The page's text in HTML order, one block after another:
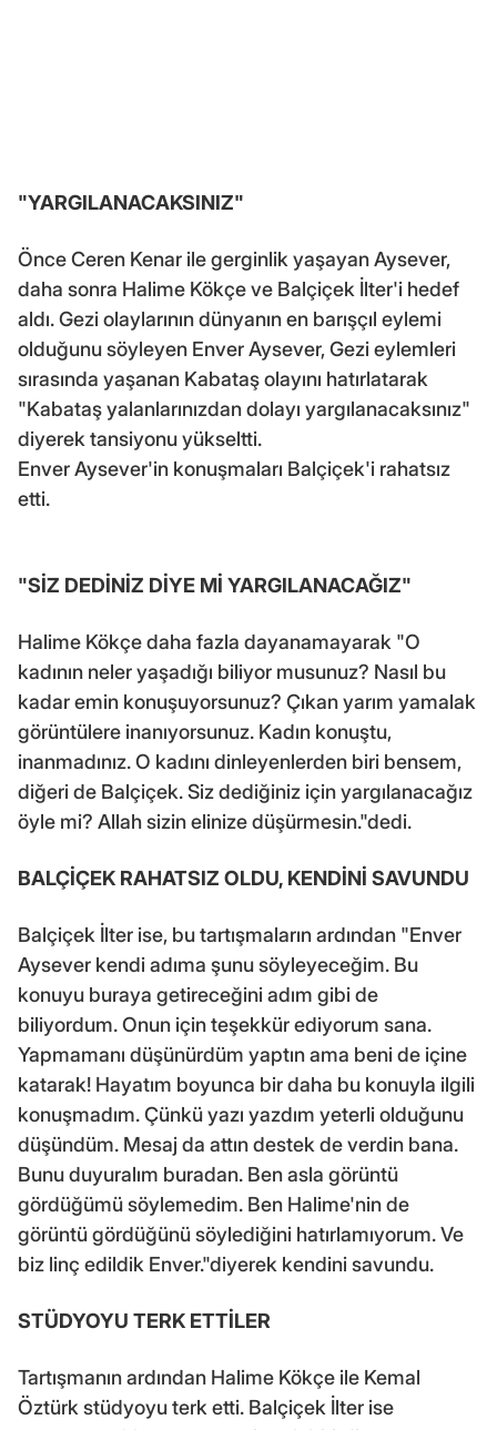
"YARGILANACAKSINIZ"
Önce Ceren Kenar ile gerginlik yaşayan Aysever,
daha sonra Halime Kökçe ve Balçiçek İlter'i hedef
aldı. Gezi olaylarının dünyanın en barışçıl eylemi
olduğunu söyleyen Enver Aysever, Gezi eylemleri
sırasında yaşanan Kabataş olayını hatırlatarak
"Kabataş yalanlarınızdan dolayı yargılanacaksınız"
diyerek tansiyonu yükseltti.
Enver Aysever'in konuşmaları Balçiçek'i rahatsız
etti.
"SİZ DEDİNİZ DİYE Mİ YARGILANACAĞIZ"
Halime Kökçe daha fazla dayanamayarak "O
kadının neler yaşadığı biliyor musunuz? Nasıl bu
kadar emin konuşuyorsunuz? Çıkan yarım yamalak
görüntülere inanıyorsunuz. Kadın konuştu,
inanmadınız. O kadını dinleyenlerden biri bensem,
diğeri de Balçiçek. Siz dediğiniz için yargılanacağız
öyle mi? Allah sizin elinize düşürmesin."dedi.
BALÇİÇEK RAHATSIZ OLDU, KENDİNİ SAVUNDU
Balçiçek İlter ise, bu tartışmaların ardından "Enver
Aysever kendi adıma şunu söyleyeceğim. Bu
konuyu buraya getireceğini adım gibi de
biliyordum. Onun için teşekkür ediyorum sana.
Yapmamanı düşünürdüm yaptın ama beni de içine
katarak! Hayatım boyunca bir daha bu konuyla ilgili
konuşmadım. Çünkü yazı yazdım yeterli olduğunu
düşündüm. Mesaj da attın destek de verdin bana.
Bunu duyuralım buradan. Ben asla görüntü
gördüğümü söylemedim. Ben Halime'nin de
görüntü gördüğünü söylediğini hatırlamıyorum. Ve
biz linç edildik Enver."diyerek kendini savundu.
STÜDYOYU TERK ETTİLER
Tartışmanın ardından Halime Kökçe ile Kemal
Öztürk stüdyoyu terk etti. Balçiçek İlter ise